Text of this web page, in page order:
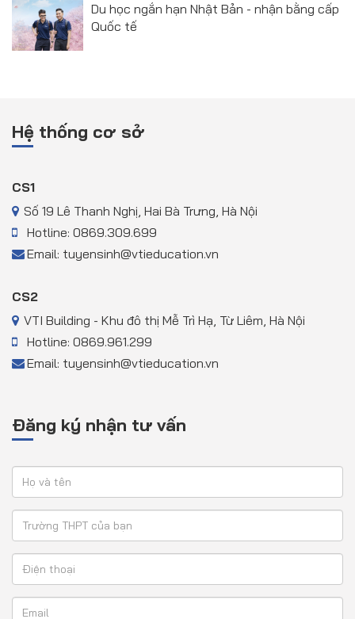
Du học ngắn hạn Nhật Bản - nhận bằng cấp
Quốc tế
Hệ thống cơ sở
CS1
Số 19 Lê Thanh Nghị, Hai Bà Trưng, Hà Nội
Hotline: 0869.309.699
Email: tuyensinh@vtieducation.vn
CS2
VTI Building - Khu đô thị Mễ Trì Hạ, Từ Liêm, Hà Nội
Hotline: 0869.961.299
Email: tuyensinh@vtieducation.vn
Đăng ký nhận tư vấn